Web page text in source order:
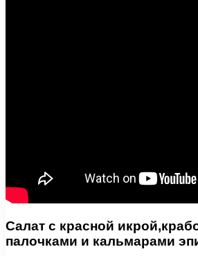
Салат с красной
палочками и кальмарами